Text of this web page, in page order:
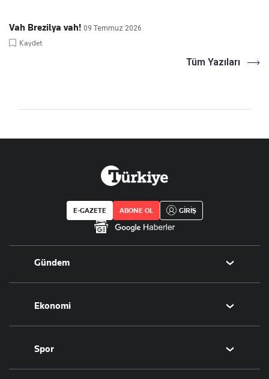
Vah Brezilya vah! 09 Temmuz 2026
Kaydet
Tüm Yazıları
E-GAZETE ABONE OL GİRİŞ
Gündem
Politika
Eğitim
Ekonomi
Borsa
Altın
Döviz
Spor
Futbol